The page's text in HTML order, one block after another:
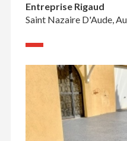
Entreprise Rigaud
Saint Nazaire D'Aude,